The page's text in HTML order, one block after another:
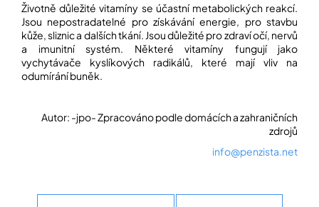
Životně důležité vitamíny se účastní metabolických reakcí.
Jsou nepostradatelné pro získávání energie, pro stavbu
kůže, sliznic a dalších tkání. Jsou důležité pro zdraví očí, nervů
a imunitní systém. Některé vitamíny fungují jako
vychytávače kyslíkových radikálů, které mají vliv na
odumírání buněk.
Autor: -jpo- Zpracováno podle domácích a zahraničních
zdrojů
info@penzista.net